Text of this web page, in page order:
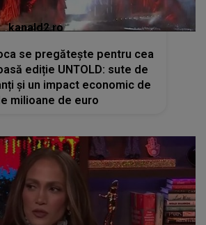
kanald2.ro
se pregătește pentru cea
ediție UNTOLD: sute de
și un impact economic de
milioane de euro